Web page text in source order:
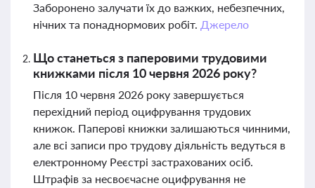
Заборонено залучати їх до важких, небезпечних,
нічних та понаднормових робіт. Джерело
Що станеться з паперовими трудовими
книжками після 10 червня 2026 року?
Після 10 червня 2026 року завершується
перехідний період оцифрування трудових
книжок. Паперові книжки залишаються чинними,
але всі записи про трудову діяльність ведуться в
електронному Реєстрі застрахованих осіб.
Штрафів за несвоєчасне оцифрування не